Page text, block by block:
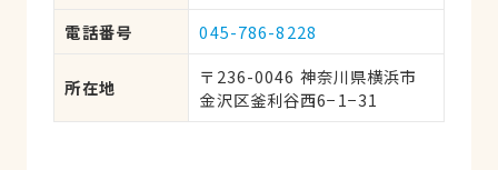
電話番号
045-786-8228
所在地
〒236-0046 神奈川県横浜市
金沢区釜利谷西6−1−31